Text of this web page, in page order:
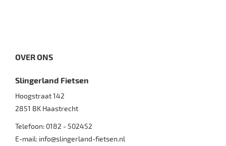
OVER ONS
Slingerland Fietsen
Hoogstraat 142
2851 BK Haastrecht
Telefoon: 0182 - 502452
E-mail: info@slingerland-fietsen.nl